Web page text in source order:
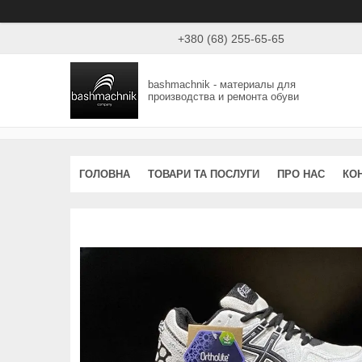
+380 (68) 255-65-65
bashmachnik - материалы для
производства и ремонта обуви
ГОЛОВНА ТОВАРИ ТА ПОСЛУГИ ПРО НАС